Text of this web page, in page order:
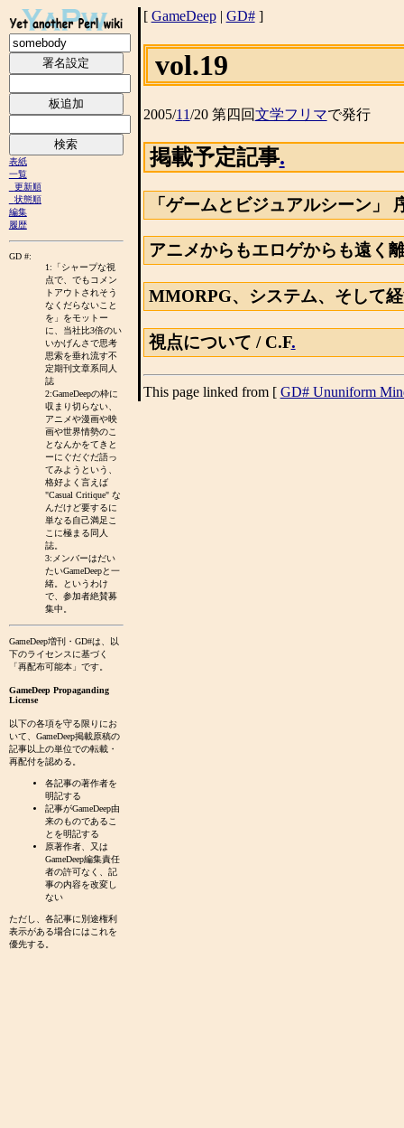
表紙
一覧
更新順
状態順
編集
履歴
GD #:
1:「シャープな視
点で、でもコメン
トアウトされそう
なくだらないこと
を」をモットー
に、当社比3倍のい
いかげんさで思考
思索を垂れ流す不
定期刊文章系同人
誌
2:GameDeepの枠に
収まり切らない、
アニメや漫画や映
画や世界情勢のこ
となんかをてきと
ーにぐだぐだ語っ
てみようという、
格好よく言えば
"Casual Critique" な
んだけど要するに
単なる自己満足こ
こに極まる同人
誌。
3:メンバーはだい
たいGameDeepと一
緒。というわけ
で、参加者絶賛募
集中。
GameDeep増刊・GD#は、以
下のライセンスに基づく
「再配布可能本」です。
GameDeep Propaganding
License
以下の各項を守る限りにお
いて、GameDeep掲載原稿の
記事以上の単位での転載・
再配付を認める。
各記事の著作者を
明記する
記事がGameDeep由
来のものであるこ
とを明記する
原著作者、又は
GameDeep編集責任
者の許可なく、記
事の内容を改変し
ない
ただし、各記事に別途権利
表示がある場合にはこれを
優先する。
[ GameDeep| GD#]
vol.19
2005/1 1/20 第四回文学フリマで発行
掲載予定記事.
「ゲームとビジュアルシーン」
アニメからもエロゲからも遠く
MMORPG、システム、そして
視点について / C.F.
This page linked from [ GD# Ununiform